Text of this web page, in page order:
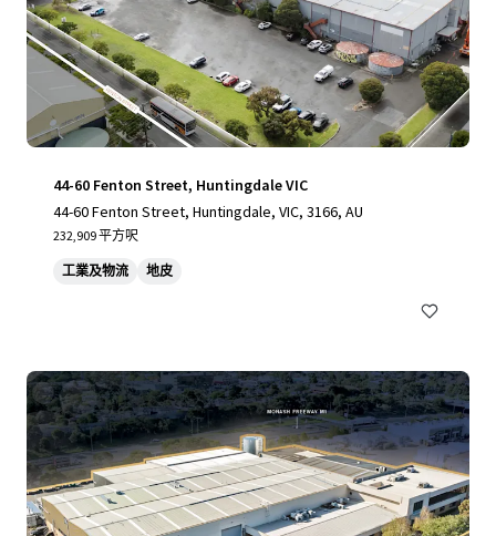
44-60 Fenton Street, Huntingdale VIC
44-60 Fenton Street, Huntingdale, VIC, 3166, AU
232,909 平方呎
工業及物流 地皮